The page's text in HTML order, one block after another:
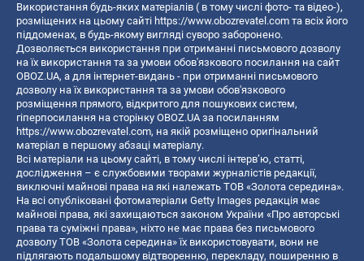
Використання будь-яких матеріалів ( в тому числі фото- та відео-),
розміщених на цьому сайті https://www.obozrevatel.com та всіх його
піддоменах, в будь-якому вигляді суворо заборонено.
Дозволяється використання при отриманні письмового дозволу
на їх використання та за умови обов'язкового посилання на сайт
OBOZ.UA, а для інтернет-видань - при отриманні письмового
дозволу на їх використання та за умови обов'язкового
розміщення прямого, відкритого для пошукових систем,
гіперпосилання на сторінку OBOZ.UA за посиланням
https://www.obozrevatel.com, на якій розміщено оригінальний
матеріал в першому абзаці матеріалу.
Всі матеріали на цьому сайті, в тому числі інтерв’ю, статті,
дослідження – є службовими творами журналістів редакції,
виключні майнові права на які належать ТОВ «Золота середина».
На всі опубліковані фотоматеріали Getty Images редакція має
майнові права, які захищаються законом України «Про авторські
права та суміжні права», ніхто не має права без письмового
дозволу ТОВ «Золота середина» їх використовувати, вони не
підлягають подальшому відтворенню, перекладу, поширенню в